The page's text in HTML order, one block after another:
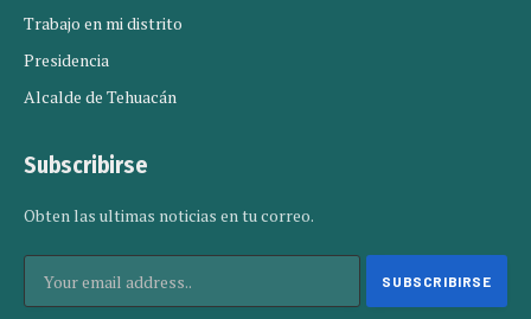
Trabajo en mi distrito
Presidencia
Alcalde de Tehuacán
Subscribirse
Obten las ultimas noticias en tu correo.